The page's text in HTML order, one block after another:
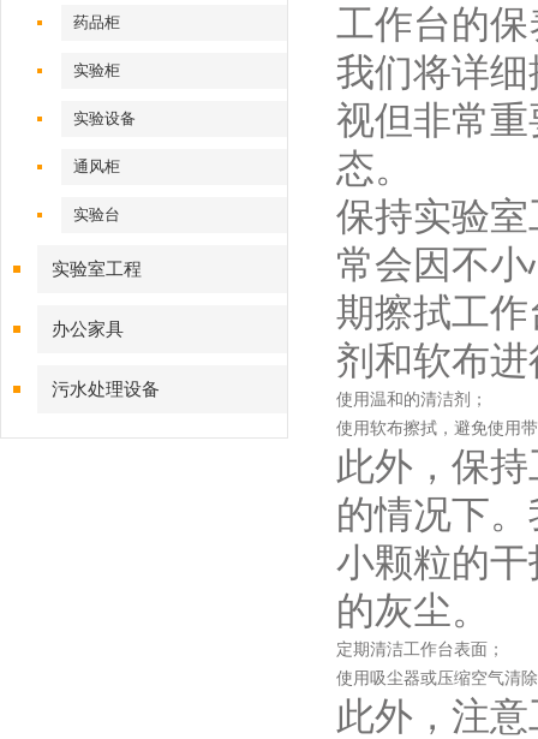
药品柜
实验柜
实验设备
通风柜
实验台
实验室工程
办公家具
污水处理设备
工作台的
我们将详
视但非常
态。
保持实验
常会因不
期擦拭工
剂和软布
使用温和的清洁剂；
使用软布擦拭，避免使用
此外，保
的情况下
小颗粒的
的灰尘。
定期清洁工作台表面；
使用吸尘器或压缩空气清
此外，注